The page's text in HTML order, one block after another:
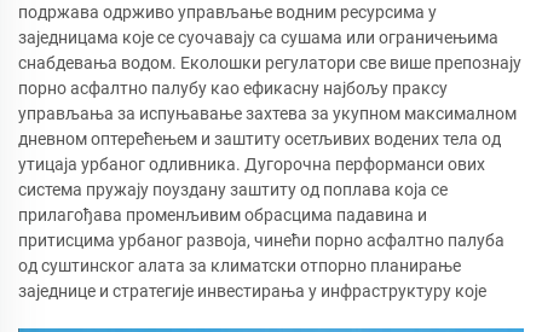
подржава одрживо управљање водним ресурсима у
заједницама које се суочавају са сушама или ограничењима
снабдевања водом. Еколошки регулатори све више препознају
порно асфалтно палубу као ефикасну најбољу праксу
управљања за испуњавање захтева за укупном максималном
дневном оптерећењем и заштиту осетљивих водених тела од
утицаја урбаног одливника. Дугорочна перформанси ових
система пружају поуздану заштиту од поплава која се
прилагођава променљивим обрасцима падавина и
притисцима урбаног развоја, чинећи порно асфалтно палуба
од суштинског алата за климатски отпорно планирање
заједнице и стратегије инвестирања у инфраструктуру које